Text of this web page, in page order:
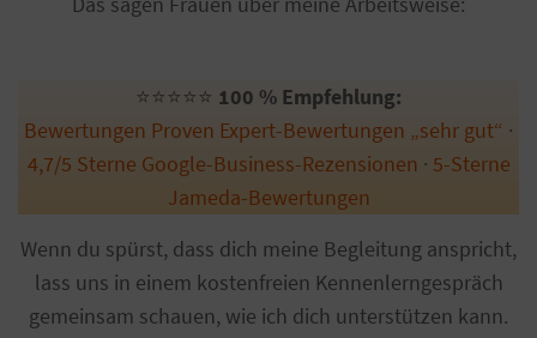
⭐️⭐️⭐️⭐️⭐️ 100 % Empfehlung:
Bewertungen Proven Expert-Bewertungen „sehr gut“ ·
4,7/5 Sterne Google-Business-Rezensionen · 5-Sterne
Jameda-Bewertungen
Wenn du spürst, dass dich meine Begleitung anspricht,
lass uns in einem kostenfreien Kennenlerngespräch
gemeinsam schauen, wie ich dich unterstützen kann.